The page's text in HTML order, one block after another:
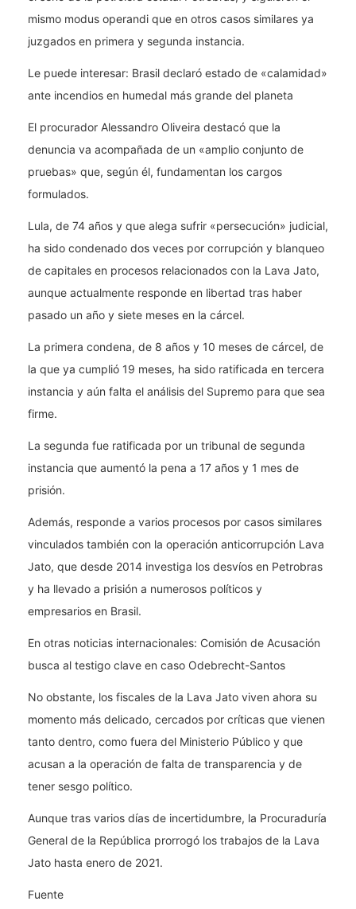
mismo modus operandi que en otros casos similares ya
juzgados en primera y segunda instancia.
Le puede interesar: Brasil declaró estado de «calamidad»
ante incendios en humedal más grande del planeta
El procurador Alessandro Oliveira destacó que la
denuncia va acompañada de un «amplio conjunto de
pruebas» que, según él, fundamentan los cargos
formulados.
Lula, de 74 años y que alega sufrir «persecución» judicial,
ha sido condenado dos veces por corrupción y blanqueo
de capitales en procesos relacionados con la Lava Jato,
aunque actualmente responde en libertad tras haber
pasado un año y siete meses en la cárcel.
La primera condena, de 8 años y 10 meses de cárcel, de
la que ya cumplió 19 meses, ha sido ratificada en tercera
instancia y aún falta el análisis del Supremo para que sea
firme.
La segunda fue ratificada por un tribunal de segunda
instancia que aumentó la pena a 17 años y 1 mes de
prisión.
Además, responde a varios procesos por casos similares
vinculados también con la operación anticorrupción Lava
Jato, que desde 2014 investiga los desvíos en Petrobras
y ha llevado a prisión a numerosos políticos y
empresarios en Brasil.
En otras noticias internacionales: Comisión de Acusación
busca al testigo clave en caso Odebrecht-Santos
No obstante, los fiscales de la Lava Jato viven ahora su
momento más delicado, cercados por críticas que vienen
tanto dentro, como fuera del Ministerio Público y que
acusan a la operación de falta de transparencia y de
tener sesgo político.
Aunque tras varios días de incertidumbre, la Procuraduría
General de la República prorrogó los trabajos de la Lava
Jato hasta enero de 2021.
Fuente